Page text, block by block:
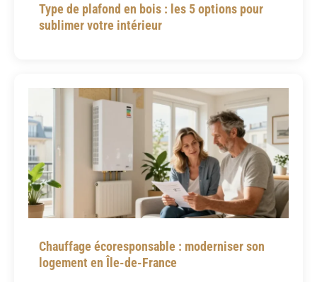
Type de plafond en bois : les 5 options pour
sublimer votre intérieur
Chauffage écoresponsable : moderniser son
logement en Île-de-France